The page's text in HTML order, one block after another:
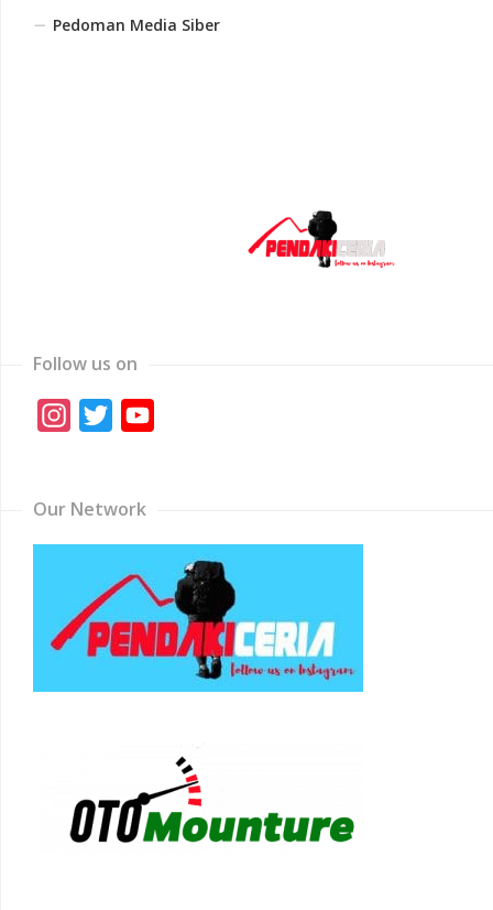
Pedoman Media Siber
Follow us on
Instagram
Twitter
Our Network